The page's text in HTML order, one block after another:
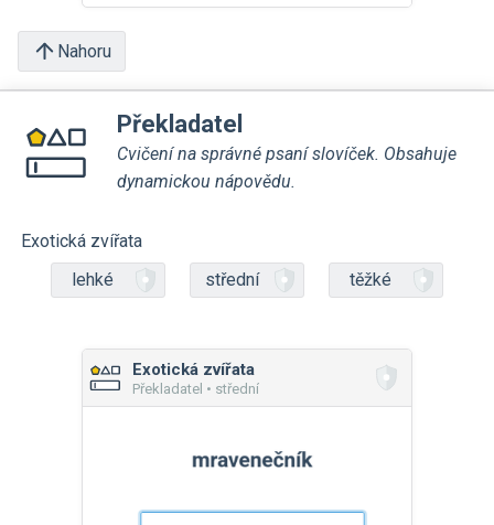
Nahoru
Překladatel
Cvičení na správné psaní slovíček. Obsahuje
dynamickou nápovědu.
Exotická zvířata
lehké
střední těžké
Exotická zvířata
Překladatel • střední